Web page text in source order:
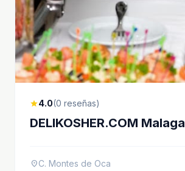
star4.0(0 reseñas)
DELIKOSHER.COM Malaga
location_onC. Montes de Oca